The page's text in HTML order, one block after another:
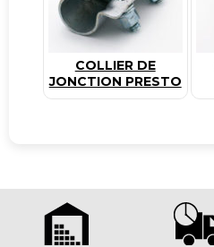
COLLIER DE
JONCTION PRESTO